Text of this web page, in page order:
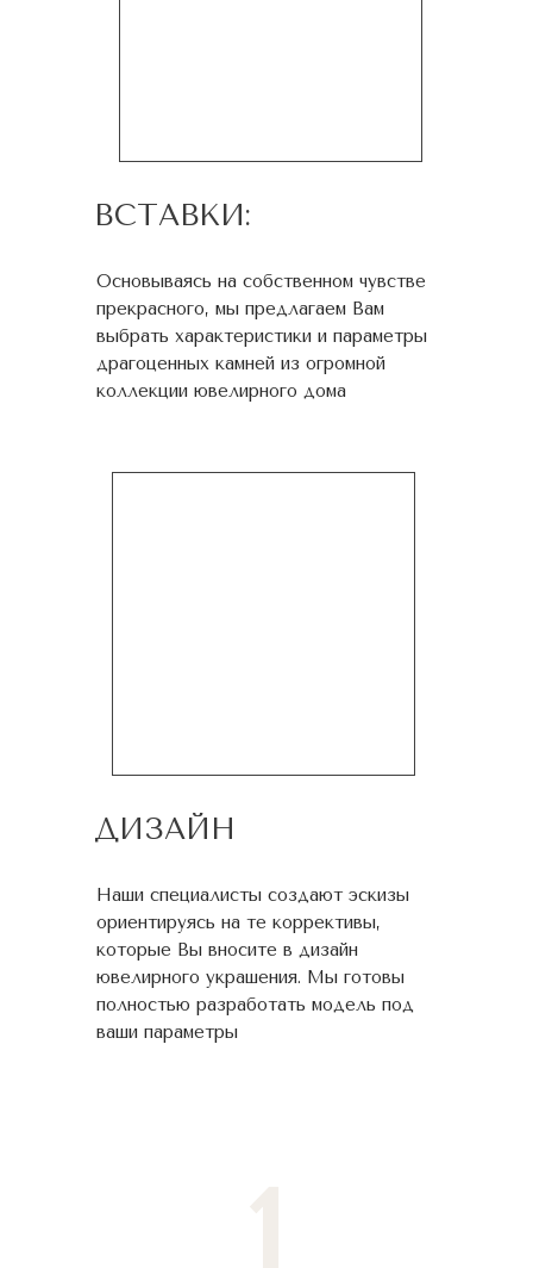
ВСТАВКИ:
Основываясь на собственном чувстве
прекрасного, мы предлагаем Вам
выбрать характеристики и параметры
драгоценных камней из огромной
коллекции ювелирного дома
ДИЗАЙН
Наши специалисты создают эскизы
ориентируясь на те коррективы,
которые Вы вносите в дизайн
ювелирного украшения. Мы готовы
полностью разработать модель под
ваши параметры